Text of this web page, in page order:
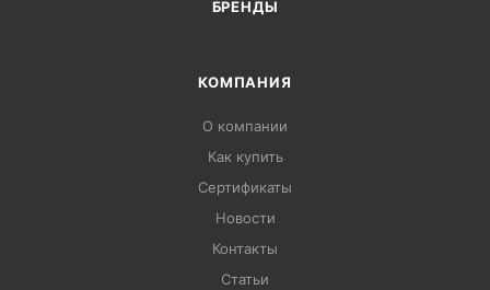
БРЕНДЫ
КОМПАНИЯ
О компании
Как купить
Сертификаты
Новости
Контакты
Статьи